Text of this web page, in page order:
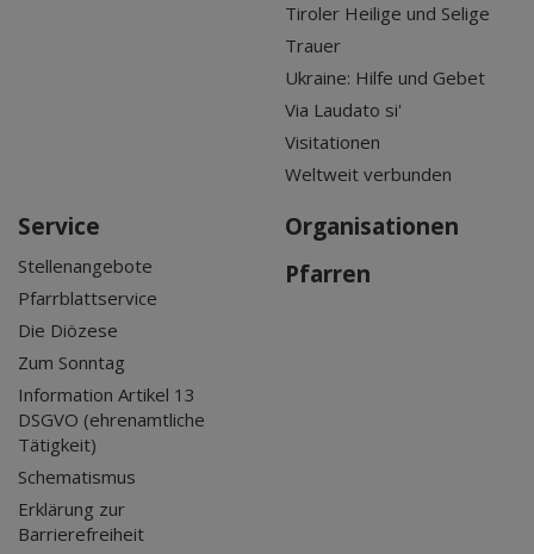
Tiroler Heilige und Selige
Trauer
Ukraine: Hilfe und Gebet
Via Laudato si'
Visitationen
Weltweit verbunden
Service
Stellenangebote
Pfarrblattservice
Die Diözese
Zum Sonntag
Information Artikel 13
DSGVO (ehrenamtliche
Tätigkeit)
Schematismus
Erklärung zur
Barrierefreiheit
Organisationen
Pfarren